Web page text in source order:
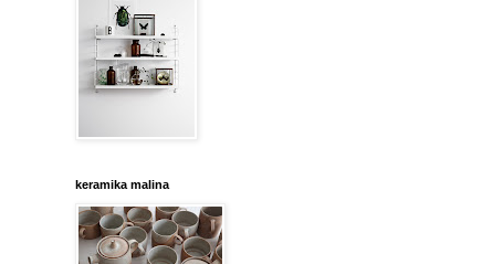
keramika malina